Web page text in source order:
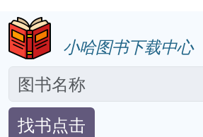
小哈图书下载中心
找书点击